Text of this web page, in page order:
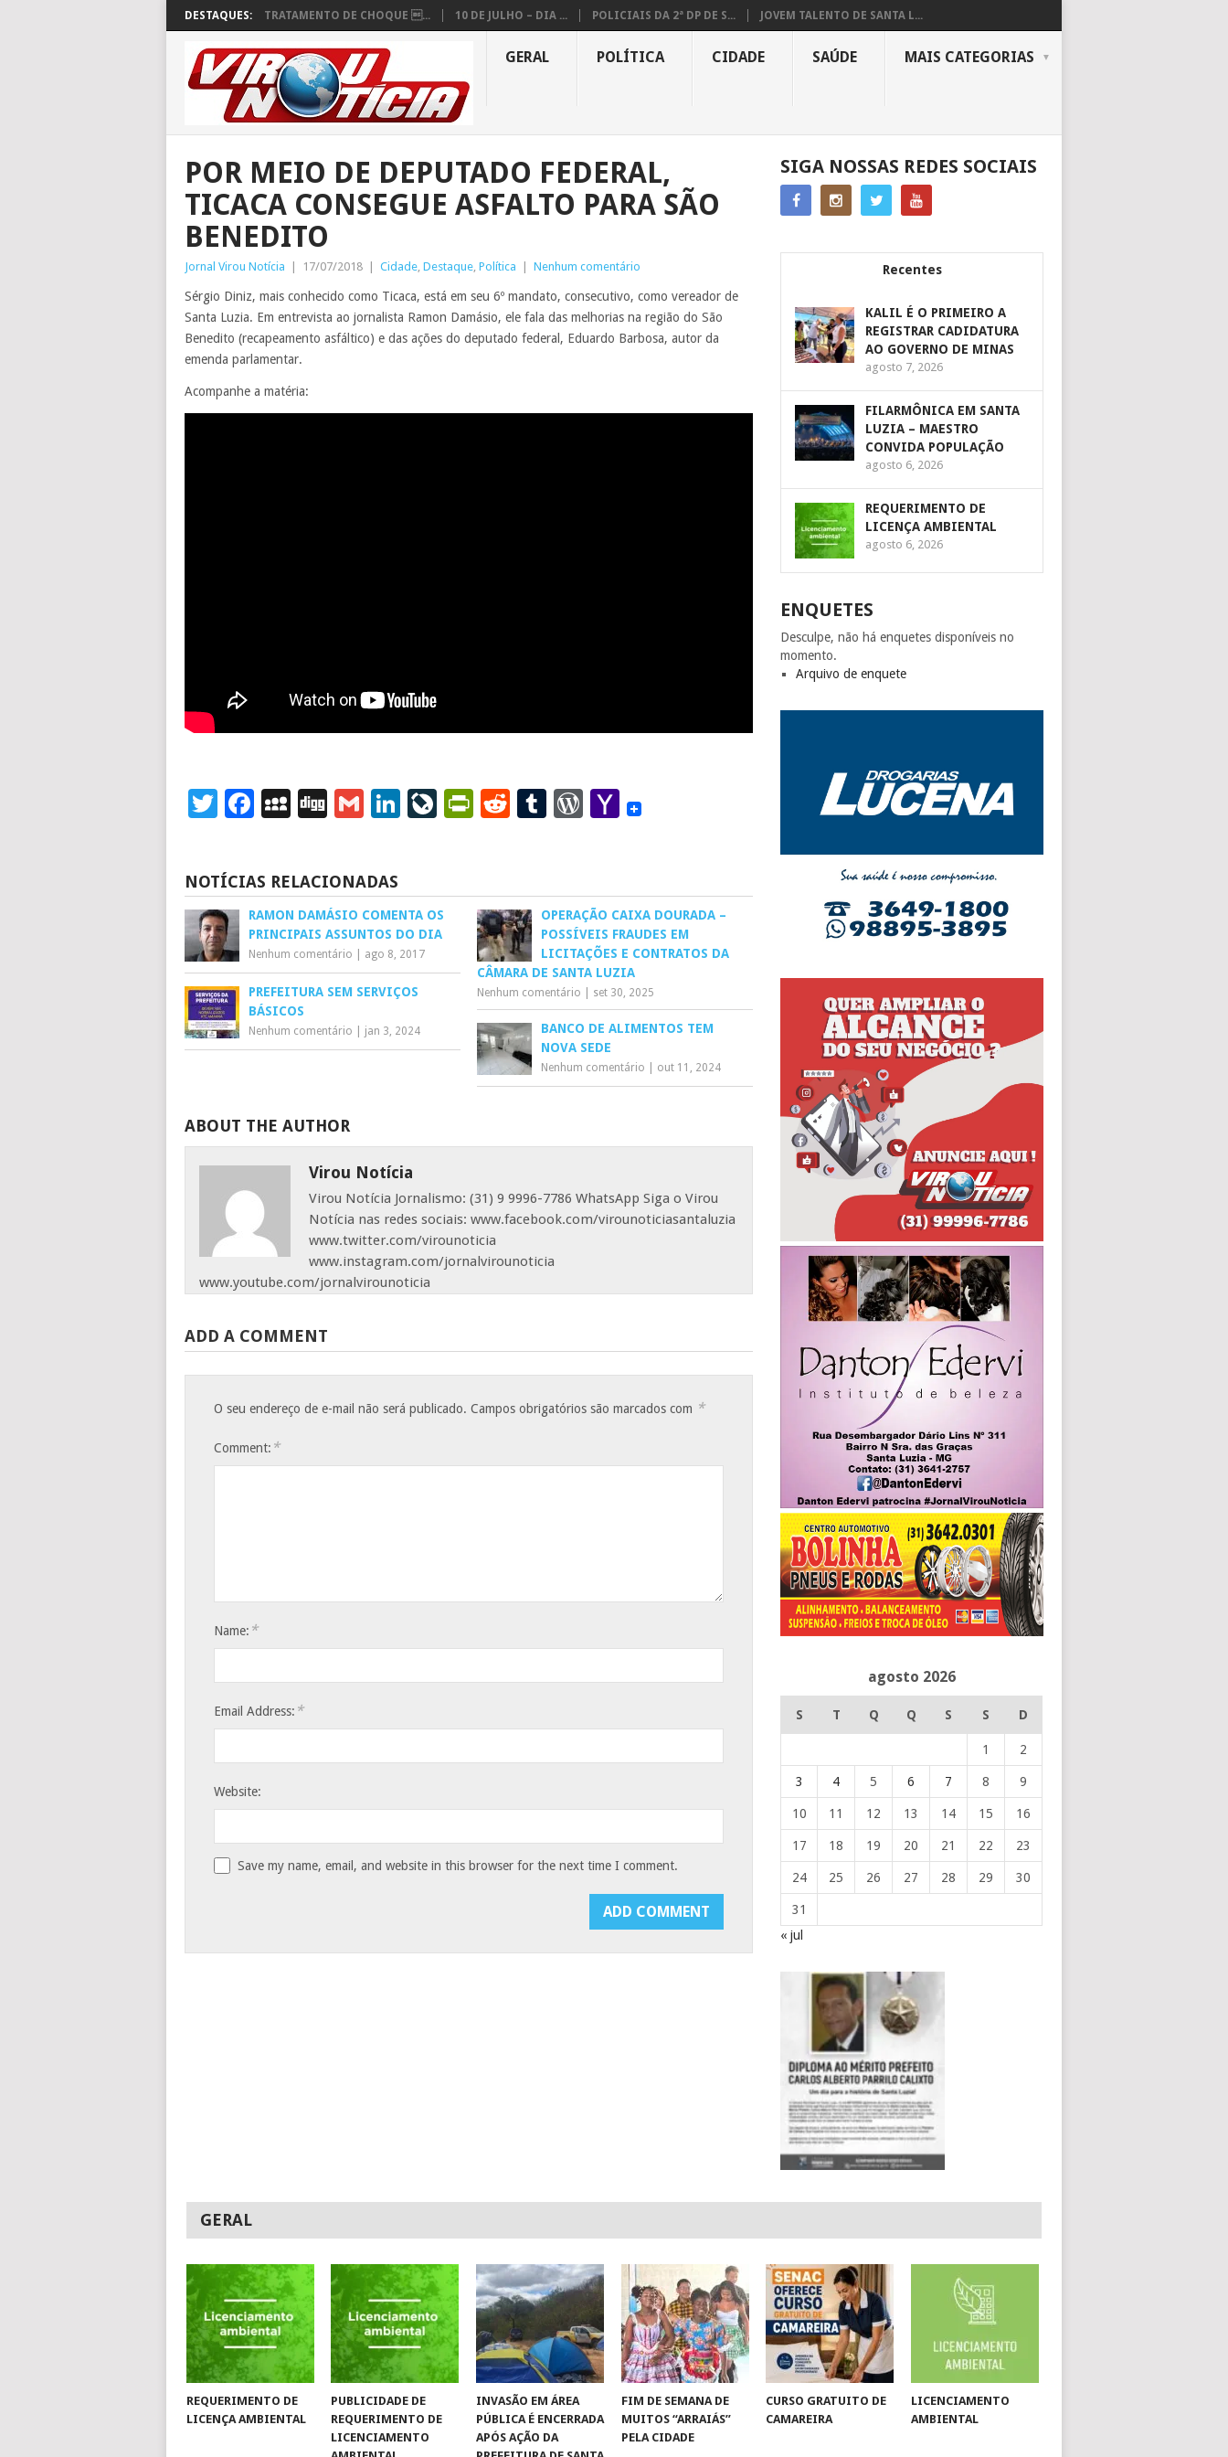
DESTAQUES: TRATAMENTO DE CHOQUE ... 10 DE JULHO – DIA ... POLICIAIS DA 2ª DP DE S... JOVEM TALENTO DE SANTA L...
GERAL POLÍTICA CIDADE SAÚDE MAIS CATEGORIAS
POR MEIO DE DEPUTADO FEDERAL,
TICACA CONSEGUE ASFALTO PARA SÃO
BENEDITO
Jornal Virou Notícia 17/07/2018 Cidade, Destaque, Política Nenhum comentário
Sérgio Diniz, mais conhecido como Ticaca, está em seu 6º mandato, consecutivo, como vereador de
Santa Luzia. Em entrevista ao jornalista Ramon Damásio, ele fala das melhorias na região do São
Benedito (recapeamento asfáltico) e das ações do deputado federal, Eduardo Barbosa, autor da
emenda parlamentar.
Acompanhe a matéria:
Twitter
Facebook
MySpace
DiggGmailLinkedIn
LiveJournal
PrintFriendly
RedditTumblr
WordPress
Yahoo
NOTÍCIAS RELACIONADAS
RAMON DAMÁSIO COMENTA OS
PRINCIPAIS ASSUNTOS DO DIA
Nenhum comentário ago 8, 2017
OPERAÇÃO CAIXA DOURADA –
POSSÍVEIS FRAUDES EM
LICITAÇÕES E CONTRATOS DA
CÂMARA DE SANTA LUZIA
Nenhum comentário set 30, 2025
PREFEITURA SEM SERVIÇOS
BÁSICOS
Nenhum comentário jan 3, 2024
BANCO DE ALIMENTOS TEM
NOVA SEDE
Nenhum comentário out 11, 2024
ABOUT THE AUTHOR
Virou Notícia
Virou Notícia Jornalismo: (31) 9 9996-7786 WhatsApp Siga o Virou
Notícia nas redes sociais: www.facebook.com/virounoticiasantaluzia
www.twitter.com/virounoticia
www.instagram.com/jornalvirounoticia
www.youtube.com/jornalvirounoticia
ADD A COMMENT
O seu endereço de e-mail não será publicado. Campos obrigatórios são marcados com *
Comment: *
Name: *
Email Address: *
Website:
Save my name, email, and website in this browser for the next time I comment.
SIGA NOSSAS REDES SOCIAIS
Recentes
KALIL É O PRIMEIRO A
REGISTRAR CADIDATURA
AO GOVERNO DE MINAS
agosto 7, 2026
FILARMÔNICA EM SANTA
LUZIA – MAESTRO
CONVIDA POPULAÇÃO
agosto 6, 2026
REQUERIMENTO DE
LICENÇA AMBIENTAL
agosto 6, 2026
ENQUETES
Desculpe, não há enquetes disponíveis no
momento.
Arquivo de enquete
agosto 2026
S T Q Q S S D
1 2
3 4 5 6 7 8 9
10 11 12 13 14 15 16
17 18 19 20 21 22 23
24 25 26 27 28 29 30
31
« jul
GERAL
REQUERIMENTO DE
LICENÇA AMBIENTAL
PUBLICIDADE DE
REQUERIMENTO DE
LICENCIAMENTO
INVASÃO EM ÁREA
PÚBLICA É ENCERRADA
APÓS AÇÃO DA
FIM DE SEMANA DE
MUITOS “ARRAIÁS”
PELA CIDADE
CURSO GRATUITO DE
CAMAREIRA
LICENCIAMENTO
AMBIENTAL